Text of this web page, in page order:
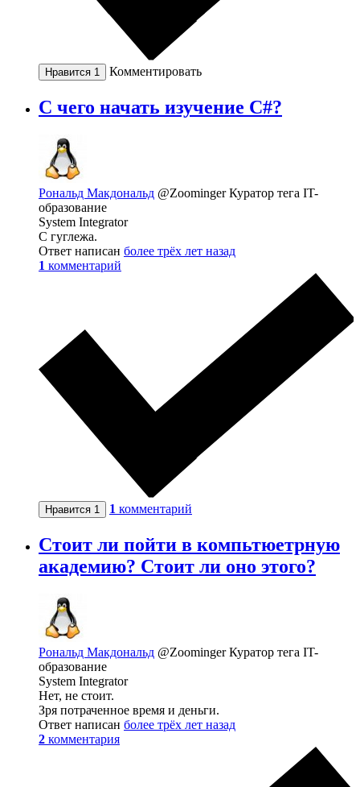
Нравится 1 Комментировать
С чего начать изучение С#?
Рональд Макдональд @ZoomingerКуратор тега IT-
образование
System Integrator
С гуглежа.
Ответ написан более трёх лет назад
1 комментарий
Нравится 1 1 комментарий
Стоит ли пойти в компьтюетрную
академию? Стоит ли оно этого?
Рональд Макдональд @ZoomingerКуратор тега IT-
образование
System Integrator
Нет, не стоит.
Зря потраченное время и деньги.
Ответ написан более трёх лет назад
2 комментария